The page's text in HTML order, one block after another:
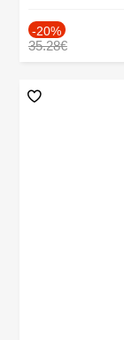
-20%
35.28€